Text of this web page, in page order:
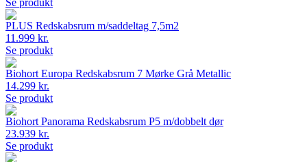
PLUS Redskabsrum m/saddeltag 7,5m2
11.999 kr.
Se produkt
Biohort Europa Redskabsrum 7 Mørke Grå Metallic
14.299 kr.
Se produkt
Biohort Panorama Redskabsrum P5 m/dobbelt dør
23.939 kr.
Se produkt